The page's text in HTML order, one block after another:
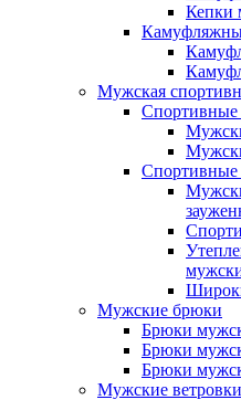
Кепки
Мужская
Мужские брюки
Брюки
Брюки
Брюки
Мужские ветровки